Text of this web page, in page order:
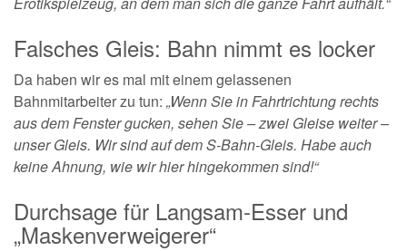
Falsches Gleis: Bahn nimmt es locker
Da haben wir es mal mit einem gelassenen
Bahnmitarbeiter zu tun: „Wenn Sie in Fahrtrichtung rechts
aus dem Fenster gucken, sehen Sie – zwei Gleise weiter –
unser Gleis. Wir sind auf dem S-Bahn-Gleis. Habe auch
keine Ahnung, wie wir hier hingekommen sind!“
Durchsage für Langsam-Esser und
„Maskenverweigerer“